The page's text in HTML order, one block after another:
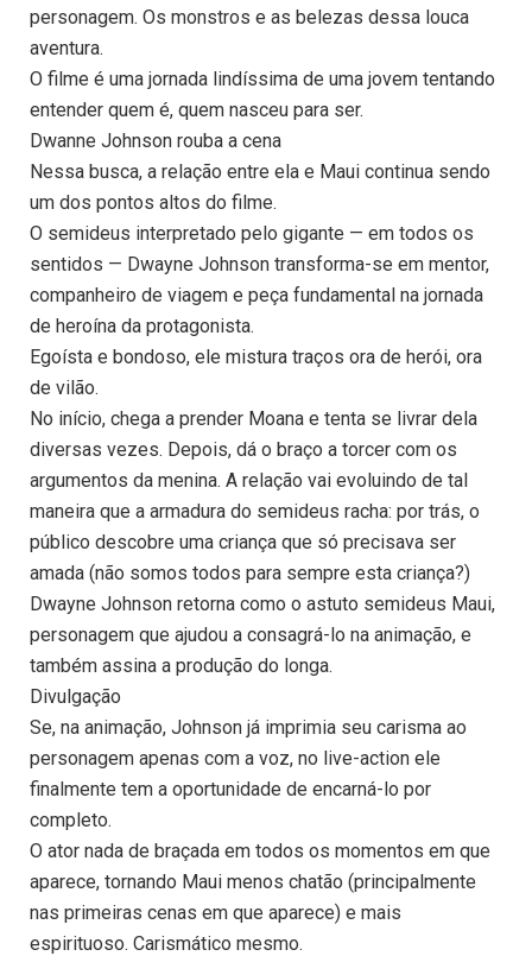
personagem. Os monstros e as belezas dessa louca
aventura.
O filme é uma jornada lindíssima de uma jovem tentando
entender quem é, quem nasceu para ser.
Dwanne Johnson rouba a cena
Nessa busca, a relação entre ela e Maui continua sendo
um dos pontos altos do filme.
O semideus interpretado pelo gigante — em todos os
sentidos — Dwayne Johnson transforma-se em mentor,
companheiro de viagem e peça fundamental na jornada
de heroína da protagonista.
Egoísta e bondoso, ele mistura traços ora de herói, ora
de vilão.
No início, chega a prender Moana e tenta se livrar dela
diversas vezes. Depois, dá o braço a torcer com os
argumentos da menina. A relação vai evoluindo de tal
maneira que a armadura do semideus racha: por trás, o
público descobre uma criança que só precisava ser
amada (não somos todos para sempre esta criança?)
Dwayne Johnson retorna como o astuto semideus Maui,
personagem que ajudou a consagrá-lo na animação, e
também assina a produção do longa.
Divulgação
Se, na animação, Johnson já imprimia seu carisma ao
personagem apenas com a voz, no live-action ele
finalmente tem a oportunidade de encarná-lo por
completo.
O ator nada de braçada em todos os momentos em que
aparece, tornando Maui menos chatão (principalmente
nas primeiras cenas em que aparece) e mais
espirituoso. Carismático mesmo.